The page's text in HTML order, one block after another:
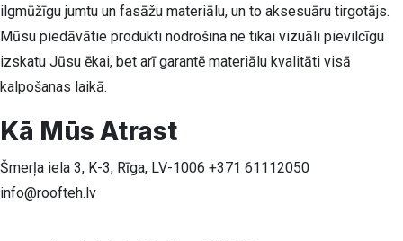
ilgmūžīgu jumtu un fasāžu materiālu, un to aksesuāru tirgotājs.
Mūsu piedāvātie produkti nodrošina ne tikai vizuāli pievilcīgu
izskatu Jūsu ēkai, bet arī garantē materiālu kvalitāti visā
kalpošanas laikā.
Kā Mūs Atrast
Šmerļa iela 3, K-3, Rīga, LV-1006 +371 61112050
info@roofteh.lv